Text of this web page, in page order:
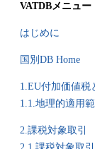
VATDBメニュー
はじめに
国別DB Home
1.EU付加価値税
1.1.地理的適用
2.課税対象取引